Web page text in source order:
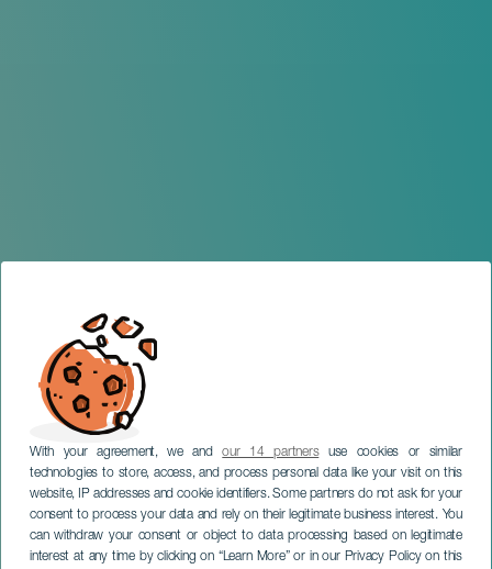
With your agreement, we andour 14 partnersuse cookies or similar
technologies to store, access, and process personal data like your visit on this
website, IP addresses and cookie identifiers. Some partners do not ask for your
consent to process your data and rely on their legitimate business interest. You
can withdraw your consent or object to data processing based on legitimate
interest at any time by clicking on “Learn More” or in our Privacy Policy on this
GRAN CANARIA